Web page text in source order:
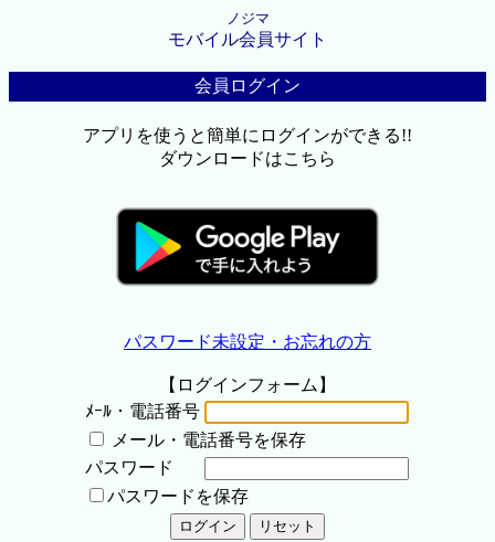
ノジマ
モバイル会員サイト
会員ログイン
アプリを使うと簡単にログインができる!!
ダウンロードはこちら
パスワード未設定・お忘れの方
【ログインフォーム】
ﾒｰﾙ・電話番号
メール・電話番号を保存
パスワード
パスワードを保存